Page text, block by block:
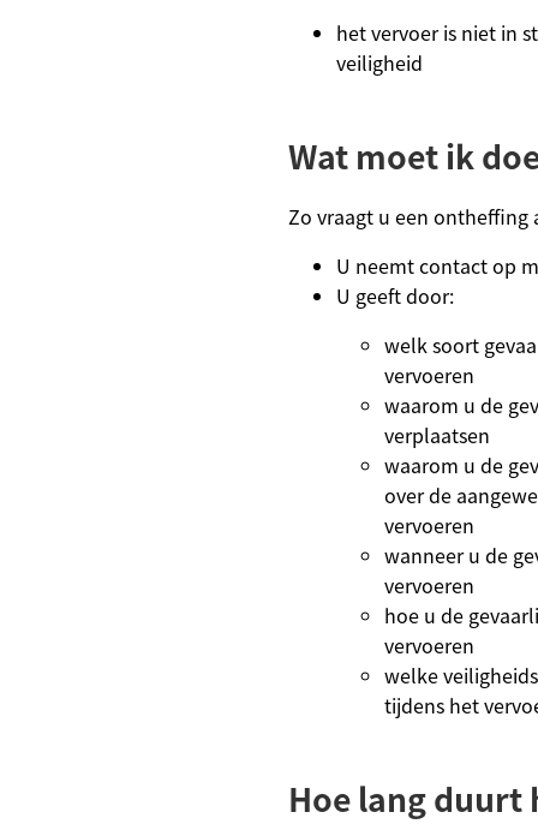
het vervoer is niet in
veiligheid
Wat moet ik
Zo vraagt u een ontheffing
U neemt contact op
U geeft door:
welk soort
vervoeren
waarom u de
verplaatsen
waarom u de
over de
vervoeren
wanneer u de
vervoeren
hoe u de
vervoeren
welke
tijdens het
Hoe lang duurt